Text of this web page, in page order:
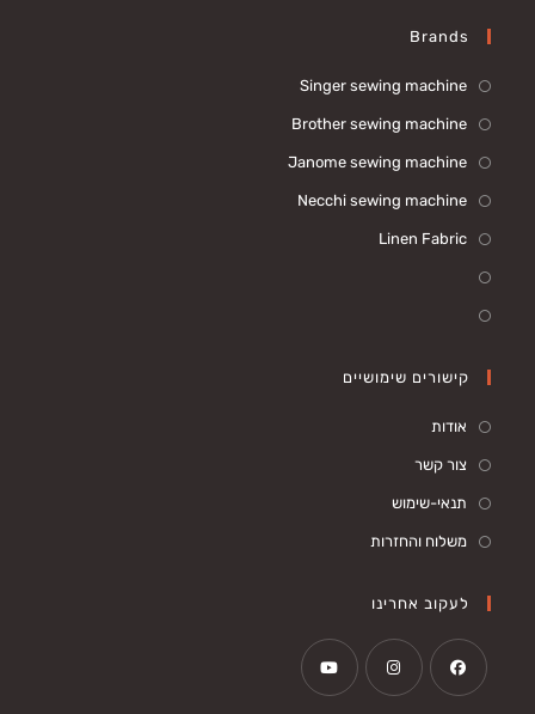
Brands
Singer sewing machine
Brother sewing machine
Janome sewing machine
Necchi sewing machine
Linen Fabric
קישורים שימושיים
אודות
צור קשר
תנאי-שימוש
משלוח והחזרות
לעקוב אחרינו